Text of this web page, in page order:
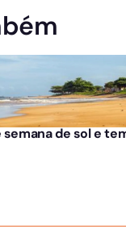
de sol e